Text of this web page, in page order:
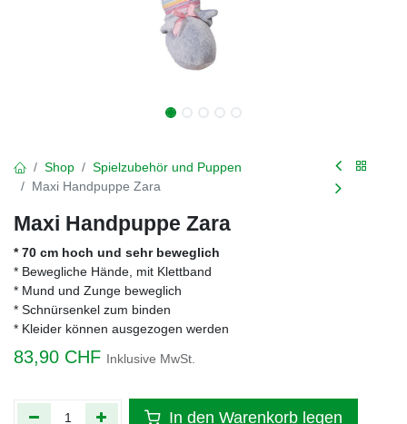
Shop
Spielzubehör und Puppen
Maxi Handpuppe Zara
Maxi Handpuppe Zara
* 70 cm hoch und sehr beweglich
* Bewegliche Hände, mit Klettband
* Mund und Zunge beweglich
* Schnürsenkel zum binden
* Kleider können ausgezogen werden
83,90 CHF Inklusive MwSt.
In den Warenkorb legen